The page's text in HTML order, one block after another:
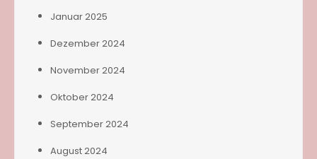
Januar 2025
Dezember 2024
November 2024
Oktober 2024
September 2024
August 2024